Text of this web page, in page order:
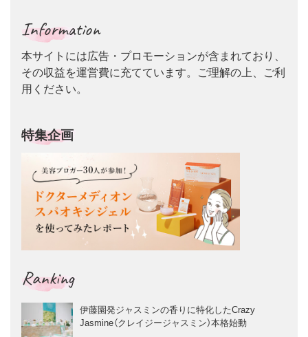
Information
本サイトには広告・プロモーションが含まれており、
その収益を運営費に充てています。ご理解の上、ご利
用ください。
特集企画
Ranking
伊藤園発ジャスミンの香りに特化したCrazy
Jasmine（クレイジージャスミン）本格始動